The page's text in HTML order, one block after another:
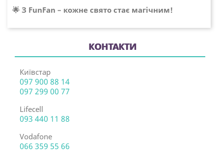
🌟 З FunFan – кожне свято стає магічним!
КОНТАКТИ
Київстар
097 900 88 14
097 299 00 77
Lifecell
093 440 11 88
Vodafone
066 359 55 66